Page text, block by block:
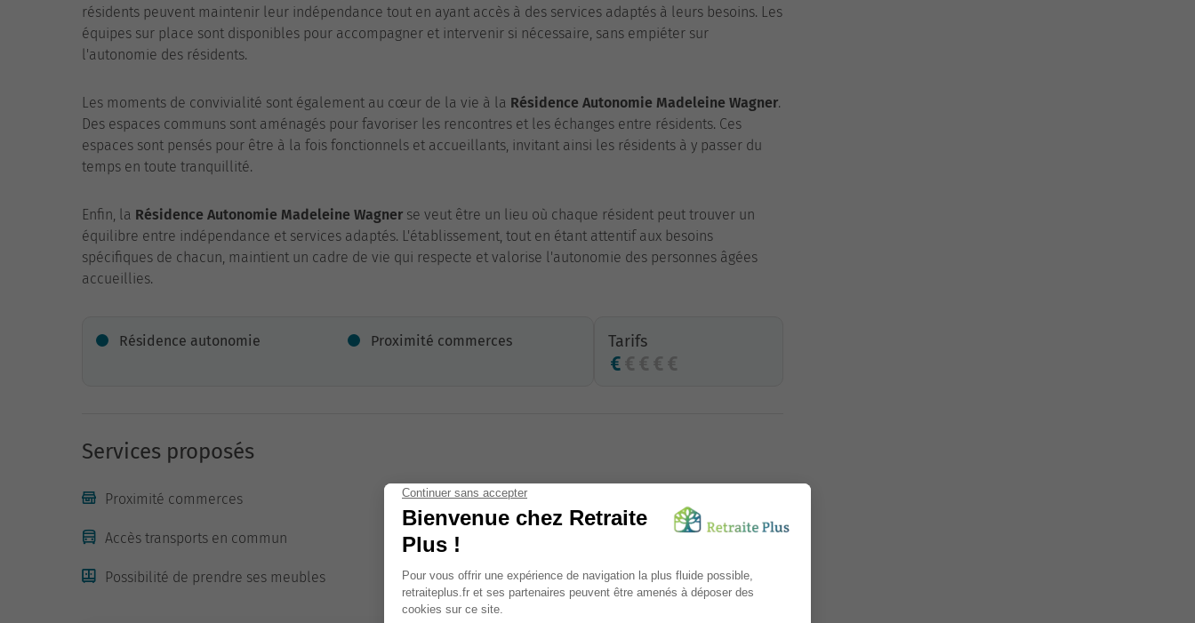
résidents peuvent maintenir leur indépendance tout en ayant accès à des services adaptés à leurs besoins. Les
équipes sur place sont disponibles pour accompagner et intervenir si nécessaire, sans empiéter sur
l'autonomie des résidents.
Les moments de convivialité sont également au cœur de la vie à la Résidence Autonomie Madeleine Wagner.
Des espaces communs sont aménagés pour favoriser les rencontres et les échanges entre résidents. Ces
espaces sont pensés pour être à la fois fonctionnels et accueillants, invitant ainsi les résidents à y passer du
temps en toute tranquillité.
Enfin, la Résidence Autonomie Madeleine Wagner se veut être un lieu où chaque résident peut trouver un
équilibre entre indépendance et services adaptés. L'établissement, tout en étant attentif aux besoins
spécifiques de chacun, maintient un cadre de vie qui respecte et valorise l'autonomie des personnes âgées
accueillies.
Résidence autonomie Proximité commerces Tarifs
Services proposés
Proximité commerces Parking
Accès transports en commun
Possibilité de prendre ses meubles Salon coiffure